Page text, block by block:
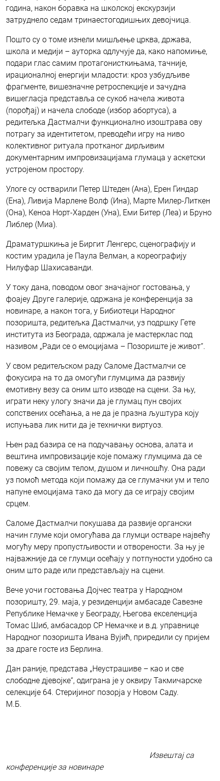
година, након боравка на школској екскурзији
затруднело седам тринаестогодишњих девојчица.
Пошто су о томе изнели мишљење црква, држава,
школа и медији – ауторка одлучује да, како напомиње,
подари глас самим протагонисткињама, тачније,
ирационалној енергији младости: кроз узбудљиве
фрагменте, вишезначне ретроспекције и зачудна
вишегласја представља се сукоб начела живота
(порођај) и начела слободе (избор абортуса), а
редитељка Дастмалчи функционално изоштрава ову
потрагу за идентитетом, преводећи игру на ниво
колективног ритуала протканог дирљивим
документарним импровизацијама глумаца у аскетски
устројеном простору.
Улоге су остварили Петер Штеден (Ана), Ерен Гиндар
(Ена), Ливија Марлене Волф (Ина), Марте Милер-Литкен
(Она), Кеноа Норт-Харден (Уна), Еми Битер (Леа) и Бруно
Либлер (Миа).
Драматуршкиња је Биргит Ленгерс, сценографију и
костим урадила је Паула Велман, а кореографију
Нилуфар Шахисаванди.
У току дана, поводом овог значајног гостовања, у
фоајеу Друге галерије, одржана је конференција за
новинаре, а након тога, у Бибиотеци Народног
позоришта, редитељка Дастмалчи, уз подршку Гете
института из Београда, одржала је мастерклас под
називом „Ради се о емоцијама – Позориште је живот“.
У свом редитељском раду Саломе Дастмалчи се
фокусира на то да омогући глумцима да развију
емотивну везу са оним што изводе на сцени. За њу,
играти неку улогу значи да је глумац пун својих
сопствених осећања, а не да је празна љуштура коју
испуњава лик нити да је технички виртуоз.
Њен рад базира се на подучавању основа, алата и
вештина импровизације које помажу глумцима да се
повежу са својим телом, душом и личношћу. Она ради
уз помоћ метода који помажу да се глумачки ум и тело
напуне емоцијама тако да могу да се играју својим
срцем.
Саломе Дастмалчи покушава да развије органски
начин глуме који омогућава да глумци остваре највећу
могућу меру пропустљивости и отворености. За њу је
најважније да се глумци осећају у потпуности удобно са
оним што раде или представљају на сцени.
Вече уочи гостовања Дојчес театра у Народном
позоришту, 29. маја, у резиденцији амбасаде Савезне
Републике Немачке у Београду, Његова екселенција
Томас Шиб, амбасадор СР Немачке и в.д. управнице
Народног позоришта Ивана Вујић, приредили су пријем
за драге госте из Берлина.
Дан раније, представа „Неустрашиве – као и све
слободне дјевојке“, одиграна је у оквиру Такмичарске
селекције 64. Стеријиног позорја у Новом Саду.
М.Б.
Извештај са
конференције за новинаре